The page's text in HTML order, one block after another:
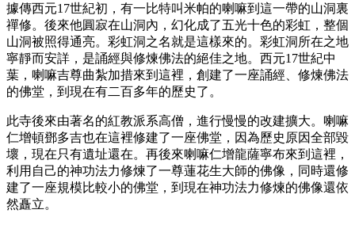
據傳西元17世紀初，有一比特叫米帕的喇嘛到這一帶的山洞裏
禪修。後來他圓寂在山洞內，幻化成了五光十色的彩虹，整個
山洞被照得通亮。彩虹洞之名就是這樣來的。彩虹洞所在之地
寧靜而安詳，是誦經與修煉佛法的絕佳之地。西元17世紀中
葉，喇嘛吉尊曲紮加措來到這裡，創建了一座誦經、修煉佛法
的佛堂，到現在有二百多年的歷史了。
此寺後來由著名的紅教派系高僧，進行慢慢的改建擴大。喇嘛
仁增頓鄧多吉也在這裡修建了一座佛堂，因為歷史原因全部毀
壞，現在只有遺址還在。再後來喇嘛仁增龍薩寧布來到這裡，
利用自己的神功法力修煉了一尊蓮花生大師的佛像，同時還修
建了一座規模比較小的佛堂，到現在神功法力修煉的佛像還依
然矗立。